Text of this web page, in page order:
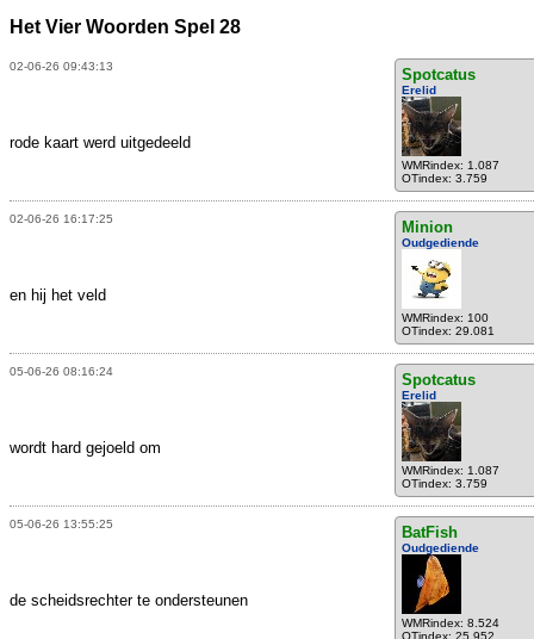
Het Vier Woorden Spel 28
02-06-26 09:43:13 Spotcatus
Erelid
WMRindex: 1.087
OTindex: 3.759
rode kaart werd uitgedeeld
02-06-26 16:17:25 Minion
Oudgediende
WMRindex: 100
OTindex: 29.081
en hij het veld
05-06-26 08:16:24 Spotcatus
Erelid
WMRindex: 1.087
OTindex: 3.759
wordt hard gejoeld om
05-06-26 13:55:25 BatFish
Oudgediende
WMRindex: 8.524
OTindex: 25.952
de scheidsrechter te ondersteunen